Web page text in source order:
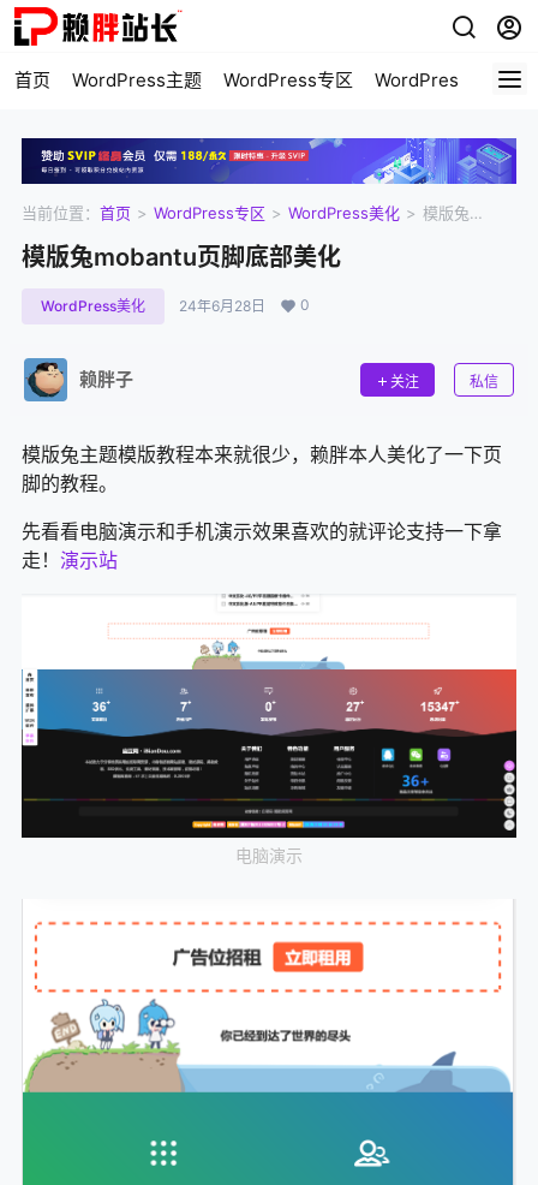
首页 WordPress主题 WordPress专区 WordPress美化
当前位置： 首页 > WordPress专区 > WordPress美化 > 模版兔
模版兔mobantu页脚底部美化
WordPress美化 24年6月28日 0
赖胖子 关注 私信
模版兔主题模版教程本来就很少，赖胖本人美化了一下页
脚的教程。
先看看电脑演示和手机演示效果喜欢的就评论支持一下拿
走！ 演示站
电脑演示